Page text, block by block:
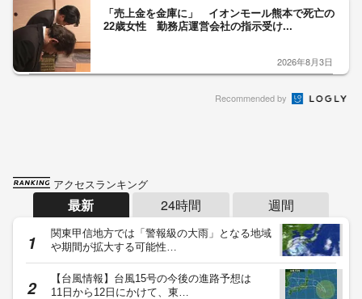
「売上金を金庫に」 イオンモール熊本で死亡の
22歳女性 勤務店運営会社の指示受け...
2026年8月3日
Recommended by
アクセスランキング
最新 24時間 週間
関東甲信地方では「警報級の大雨」となる地域
や期間が拡大する可能性…
【台風情報】台風15号の今後の進路予想は
11日から12日にかけて、東…